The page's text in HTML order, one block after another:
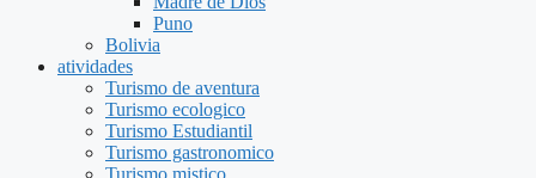
Puno
Bolivia
atividades
Turismo de aventura
Turismo ecologico
Turismo Estudiantil
Turismo gastronomico
Turismo mistico